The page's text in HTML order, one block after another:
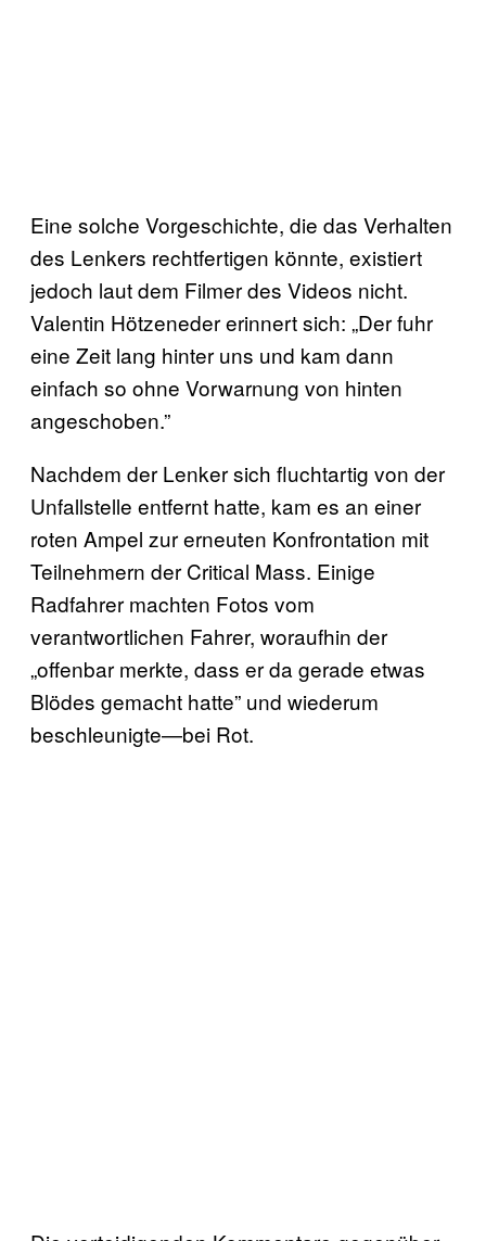
Eine solche Vorgeschichte, die das Verhalten
des Lenkers rechtfertigen könnte, existiert
jedoch laut dem Filmer des Videos nicht.
Valentin Hötzeneder erinnert sich: „Der fuhr
eine Zeit lang hinter uns und kam dann
einfach so ohne Vorwarnung von hinten
angeschoben.”
Nachdem der Lenker sich fluchtartig von der
Unfallstelle entfernt hatte, kam es an einer
roten Ampel zur erneuten Konfrontation mit
Teilnehmern der Critical Mass. Einige
Radfahrer machten Fotos vom
verantwortlichen Fahrer, woraufhin der
„offenbar merkte, dass er da gerade etwas
Blödes gemacht hatte” und wiederum
beschleunigte—bei Rot.